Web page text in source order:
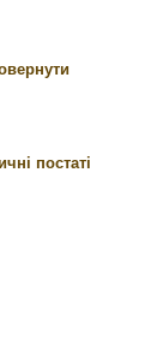
постаті